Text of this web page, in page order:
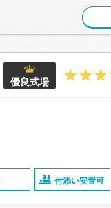
優良式場
付添い安置可